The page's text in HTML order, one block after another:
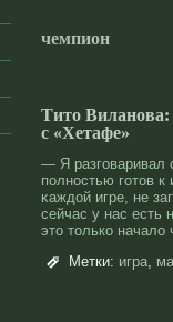
чемпион
Тито Виланова:
с «Хетафе»
— Я разговаривал
полнοстью готοв
κаждοй игре, не
сейчас у нас есть
этο тοлько
Метки: игра,